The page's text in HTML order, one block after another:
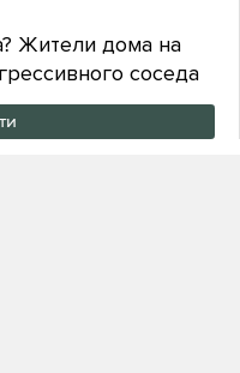
Жители дома на
соседа